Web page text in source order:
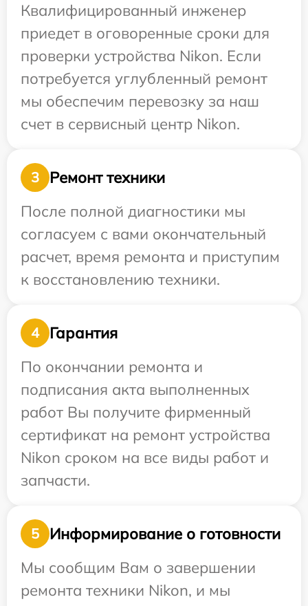
Квалифицированный инженер
приедет в оговоренные сроки для
проверки устройства Nikon. Если
потребуется углубленный ремонт
мы обеспечим перевозку за наш
счет в сервисный центр Nikon.
3
Ремонт техники
После полной диагностики мы
согласуем с вами окончательный
расчет, время ремонта и приступим
к восстановлению техники.
4
Гарантия
По окончании ремонта и
подписания акта выполненных
работ Вы получите фирменный
сертификат на ремонт устройства
Nikon сроком на все виды работ и
запчасти.
5
Информирование о готовности
Мы сообщим Вам о завершении
ремонта техники Nikon, и мы